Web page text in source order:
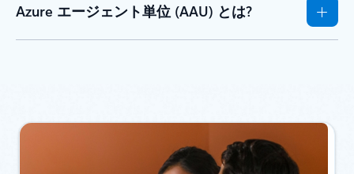
Azure エージェント単位 (AAU) とは?